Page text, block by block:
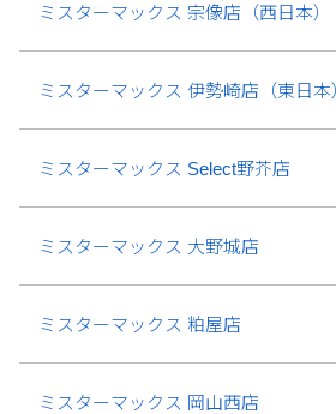
ミスターマックス 宗像店（西日本）
ミスターマックス 伊勢崎店（東日本
ミスターマックス Select野芥店
ミスターマックス 大野城店
ミスターマックス 粕屋店
ミスターマックス 岡山西店